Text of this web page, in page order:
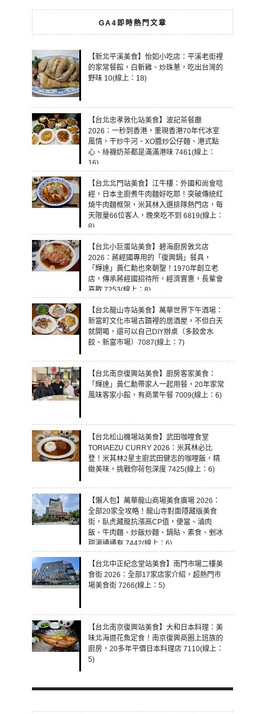
GA4即時熱門文章
【新北平溪美食】怡如小吃店：平溪老街裡
的家常餐館，白斬雞、炒珠蔥，吃出台灣的
野味 10(線上：18)
【台北忠孝敦化站美食】波記茶餐廳
2026：一秒到香港，重現香港70年代冰室
風情，干炒牛河、XO醬炒公仔麵、港式點
心、絲襪奶茶都是滿滿港味 7461(線上：
16)
【台北北門站美食】江牛樓：外國和尚會唸
經，日本主廚煮牛肉麵好吃耶！突破傳統紅
燒牛肉麵框架，米其林入選排隊熱門店，每
天限量66位客人，晚來吃不到 6819(線上：
8)
【台北小巨蛋站美食】碧海廚房敦北店
2026：蔣經國專用的「復興鍋」餐具，
「輝達」黃仁勳也來朝聖！1970年創立老
店，傳承蔣經國招待所，經濟實惠，長輩會
喜歡 7253(線上：8)
【台北龍山寺站美食】萬華世界下午酒場：
新富町文化市場古蹟裡的居酒屋，不但白天
就開喝，還可以自己DIY辦桌（多餃舍水
餃、新富市場）7087(線上：7)
【台北南京復興站美食】廚房客家美食：
「輝達」黃仁勳帶家人一起用餐，20年家常
風味客家小館，有商業午餐 7009(線上：6)
【台北松山機場站美食】武田咖哩食堂
TORIAEZU CURRY 2026：米其林必比
登！米其林2星主廚武田健志的咖哩飯，精
緻美味，挑戰你荷包深度 7425(線上：6)
【懶人包】萬華龍山商場美食廣場 2026：
全部20家全攻略！龍山寺對面隱藏版美食
街，臥虎藏龍抗漲高CP值，便當、滷肉
飯、牛肉麵、炒飯炒麵、鍋貼、素食、剉冰
甜湯通通有 7442(線上：6)
【台北中正紀念堂站美食】南門市場二樓美
食街 2026：全部17家店家介紹，超熱門市
場美食街 7266(線上：5)
【台北南京復興站美食】大和日本料理：美
味北海道花魚定食！南京復興商圈上班族的
廚房，20多年平價日本料理店 7110(線上：
5)